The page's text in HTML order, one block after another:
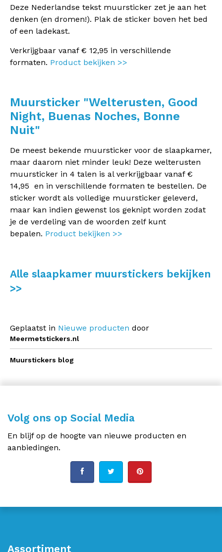
Deze Nederlandse tekst muursticker zet je aan het
denken (en dromen!). Plak de sticker boven het bed
of een ladekast.
Verkrijgbaar vanaf € 12,95 in verschillende
formaten. Product bekijken >>
Muursticker "Welterusten, Good
Night, Buenas Noches, Bonne
Nuit"
De meest bekende muursticker voor de slaapkamer,
maar daarom niet minder leuk! Deze welterusten
muursticker in 4 talen is al verkrijgbaar vanaf €
14,95 en in verschillende formaten te bestellen. De
sticker wordt als volledige muursticker geleverd,
maar kan indien gewenst los geknipt worden zodat
je de verdeling van de woorden zelf kunt
bepalen. Product bekijken >>
Alle slaapkamer muurstickers bekijken
>>
Geplaatst in Nieuwe producten door
Meermetstickers.nl
Muurstickers blog
Volg ons op Social Media
En blijf op de hoogte van nieuwe producten en
aanbiedingen.
Assortiment